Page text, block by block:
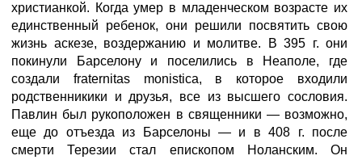
христианкой. Когда умер в младенческом возрасте их
единственный ребенок, они решили посвятить свою
жизнь аскезе, воздержанию и молитве. В 395 г. они
покинули Барселону и поселились в Неаполе, где
создали fraternitas monistica, в которое входили
родственникики и друзья, все из высшего сословия.
Павлин был рукоположен в священники — возможно,
еще до отъезда из Барселоны — и в 408 г. после
смерти Терезии стал епископом Ноланским. Он